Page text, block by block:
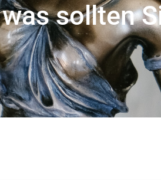
sollten